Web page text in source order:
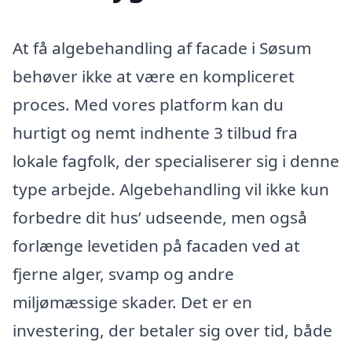
At få algebehandling af facade i Søsum
behøver ikke at være en kompliceret
proces. Med vores platform kan du
hurtigt og nemt indhente 3 tilbud fra
lokale fagfolk, der specialiserer sig i denne
type arbejde. Algebehandling vil ikke kun
forbedre dit hus’ udseende, men også
forlænge levetiden på facaden ved at
fjerne alger, svamp og andre
miljømæssige skader. Det er en
investering, der betaler sig over tid, både